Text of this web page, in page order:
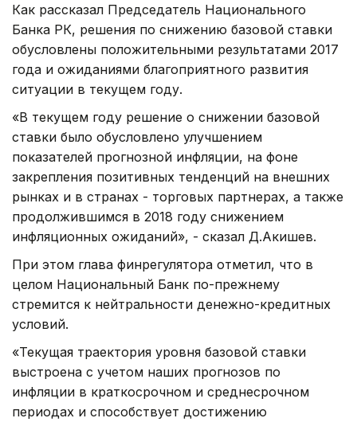
Как рассказал Председатель Национального
Банка РК, решения по снижению базовой ставки
обусловлены положительными результатами 2017
года и ожиданиями благоприятного развития
ситуации в текущем году.
«В текущем году решение о снижении базовой
ставки было обусловлено улучшением
показателей прогнозной инфляции, на фоне
закрепления позитивных тенденций на внешних
рынках и в странах - торговых партнерах, а также
продолжившимся в 2018 году снижением
инфляционных ожиданий», - сказал Д.Акишев.
При этом глава финрегулятора отметил, что в
целом Национальный Банк по-прежнему
стремится к нейтральности денежно-кредитных
условий.
«Текущая траектория уровня базовой ставки
выстроена с учетом наших прогнозов по
инфляции в краткосрочном и среднесрочном
периодах и способствует достижению